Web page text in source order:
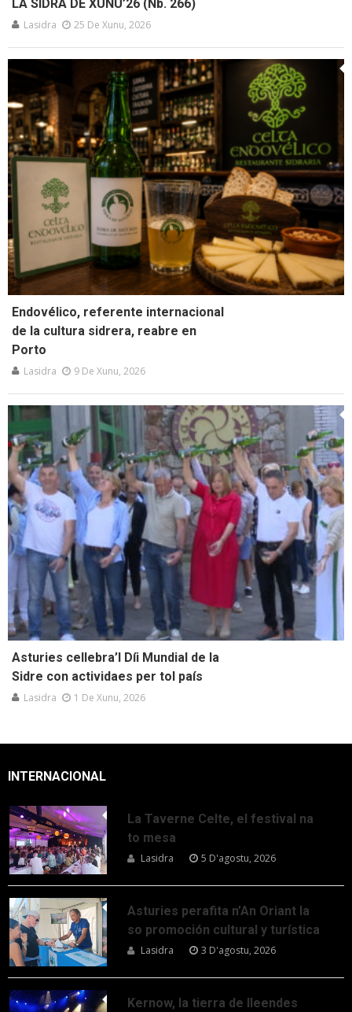
LA SIDRA DE XUNU’26 (Nb. 266)
Lasidra 25 De Xunu, 2026
Endovélico, referente internacional
de la cultura sidrera, reabre en
Porto
Lasidra 9 De Xunu, 2026
Asturies cellebra’l Díi Mundial de la
Sidre con actividaes per tol país
Lasidra 1 De Xunu, 2026
INTERNACIONAL
La Taverne Celte, el festival na
to mesa
Lasidra 5 D'agostu, 2026
Asturies perafita n’An Oriant la
so promoción cultural y turística
Lasidra 3 D'agostu, 2026
Kernow, la tierra de lleendes